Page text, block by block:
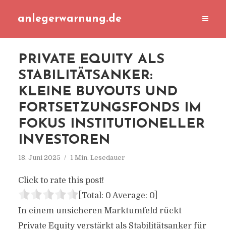
anlegerwarnung.de
PRIVATE EQUITY ALS
STABILITÄTSANKER:
KLEINE BUYOUTS UND
FORTSETZUNGSFONDS IM
FOKUS INSTITUTIONELLER
INVESTOREN
18. Juni 2025 1 Min. Lesedauer
Click to rate this post!
[Total: 0 Average: 0]
In einem unsicheren Marktumfeld rückt
Private Equity verstärkt als Stabilitätsanker für